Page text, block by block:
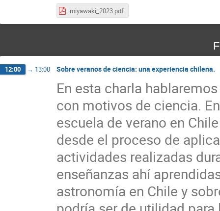
miyawaki_2023.pdf
12:00 → 13:00 Sobre veranos de ciencia: una experiencia chilena.
En esta charla
con motivos de ciencia.
escuela de verano en
desde el proceso de
actividades realizadas
enseñanzas ahí
astronomía en Chile y